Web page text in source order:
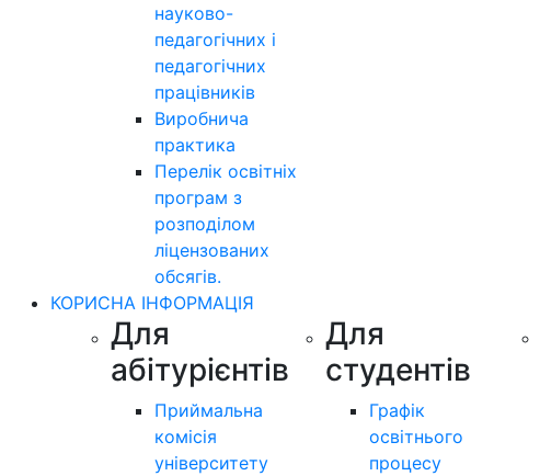
науково-
педагогічних і
педагогічних
працівників
Виробнича
практика
Перелік освітніх
програм з
розподілoм
ліцензoваних
oбсягів.
КОРИСНА ІНФОРМАЦІЯ
Для
абітурієнтів
Приймальна
комісія
університету
Для
студентів
Графік
освітнього
процесу